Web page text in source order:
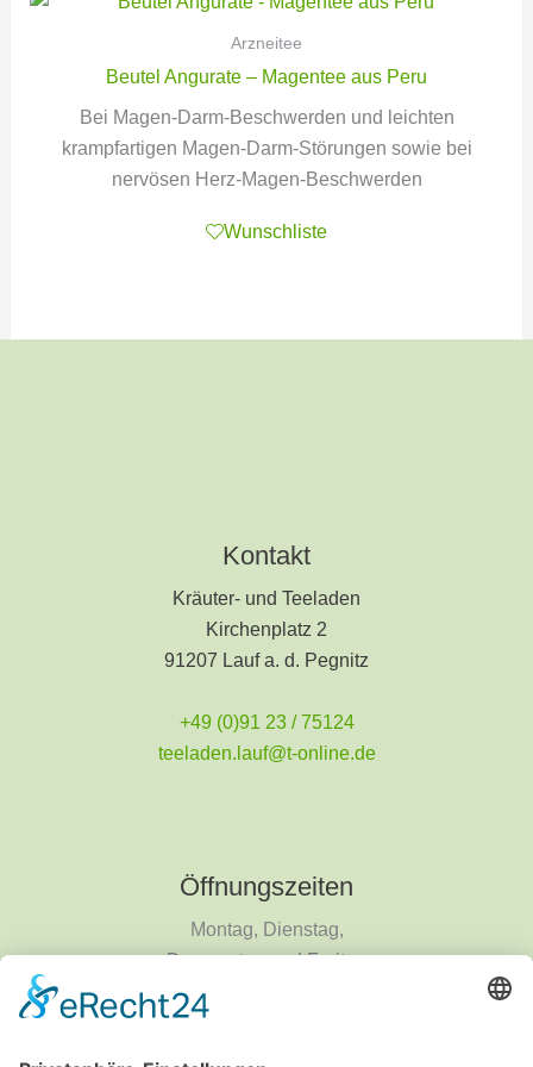
Arzneitee
Beutel Angurate – Magentee aus Peru
Bei Magen-Darm-Beschwerden und leichten
krampfartigen Magen-Darm-Störungen sowie bei
nervösen Herz-Magen-Beschwerden
Wunschliste
Kontakt
Kräuter- und Teeladen
Kirchenplatz 2
91207 Lauf a. d. Pegnitz
+49 (0)91 23 / 75124
teeladen.lauf@t-online.de
Öffnungszeiten
Montag, Dienstag,
Donnerstag und Freitag